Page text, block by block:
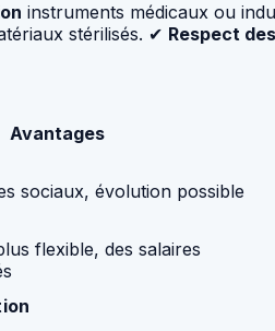
instruments médicaux ou
stérilisés. ✔ Respect
Avantages
sociaux, évolution possible
flexible, des salaires